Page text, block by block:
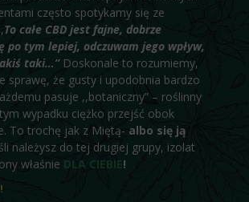
często spotykamy się ze
To całe CBD jest fajne, dobrze
po tym lepiej, odczuwam jego wpływ,
taki…” Doskonale to rozumiemy,
sprawę, że gusty i upodobnia bardzo
pasuje ,,botaniczny” – roślinny
wypadku ciężko przejść obok
To trochę jak z Miętą- albo się ją
należysz do tej drugiej grupy, izolat
właśnie DLA CIEBIE!